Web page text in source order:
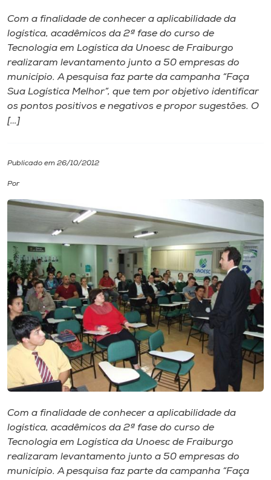
Internacionalização
I.nova
Diplomados
Biblioteca
Editora
Rádio
Museu
Unoesc
Store
Selecione
o idioma
Com a finalidade de conhecer a aplicabilidade da
logística, acadêmicos da 2ª fase do curso de
Tecnologia em Logística da Unoesc de Fraiburgo
realizaram levantamento junto a 50 empresas do
município. A pesquisa faz parte da campanha “Faça
Sua Logística Melhor”, que tem por objetivo identificar
os pontos positivos e negativos e propor sugestões. O
[…]
Publicado em 26/10/2012
Por
Com a finalidade de conhecer a aplicabilidade da
logística, acadêmicos da 2ª fase do curso de
Tecnologia em Logística da Unoesc de Fraiburgo
realizaram levantamento junto a 50 empresas do
município. A pesquisa faz parte da campanha “Faça